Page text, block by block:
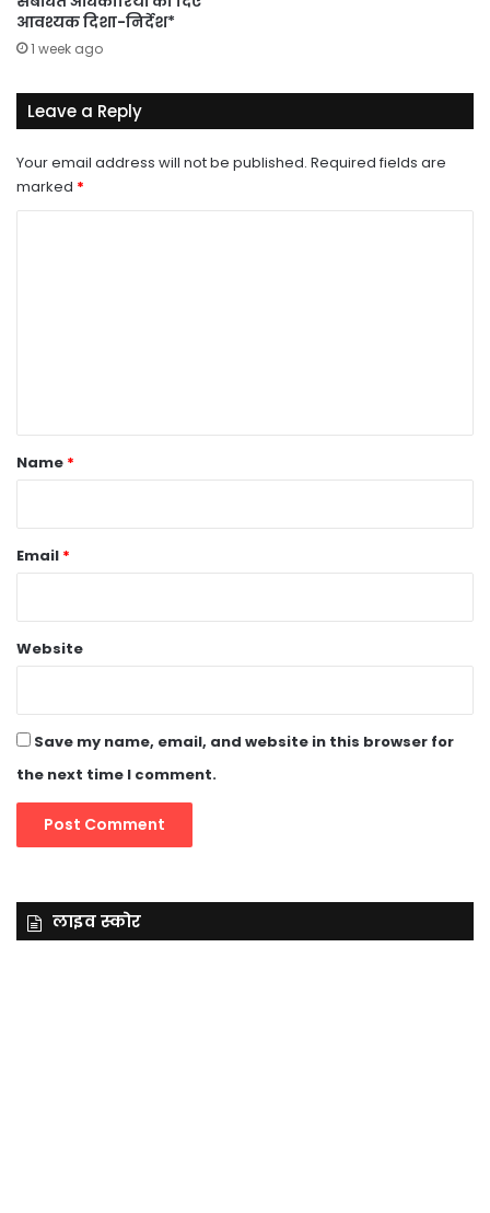
आवश्यक दिशा-निर्देश*
1 week ago
Leave a Reply
Your email address will not be published. Required fields are
marked *
*
Name *
Email *
Website
Save my name, email, and website in this browser for
the next time I comment.
लाइव स्कोर